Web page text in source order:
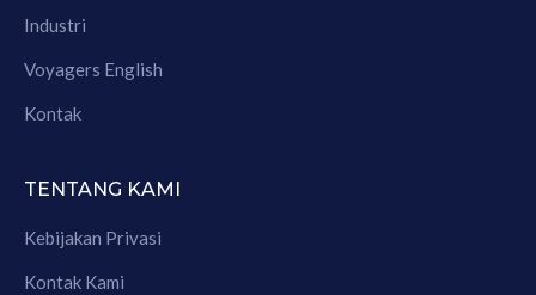
Industri
Voyagers English
Kontak
TENTANG KAMI
Kebijakan Privasi
Kontak Kami